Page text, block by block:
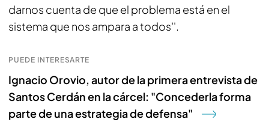
darnos cuenta de que el problema está en el
sistema que nos ampara a todos''.
PUEDE INTERESARTE
Ignacio Orovio, autor de la primera entrevista de
Santos Cerdán en la cárcel: "Concederla forma
parte de una estrategia de defensa"